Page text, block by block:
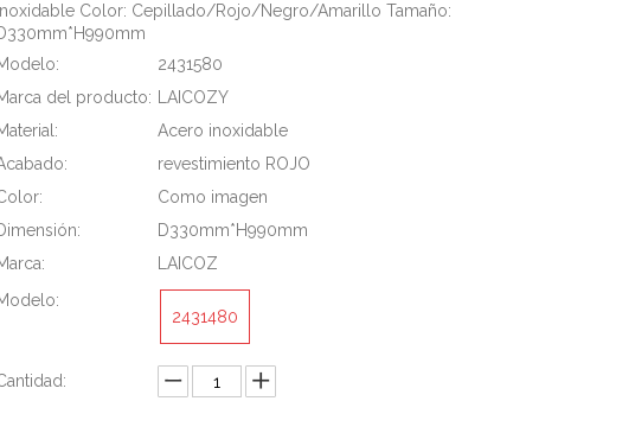
Color: Cepillado/Rojo/Negro/Amarillo Tamaño:
2431580
del producto:
LAICOZY
Acero inoxidable
revestimiento ROJO
Como imagen
D330mm*H990mm
LAICOZ
2431480